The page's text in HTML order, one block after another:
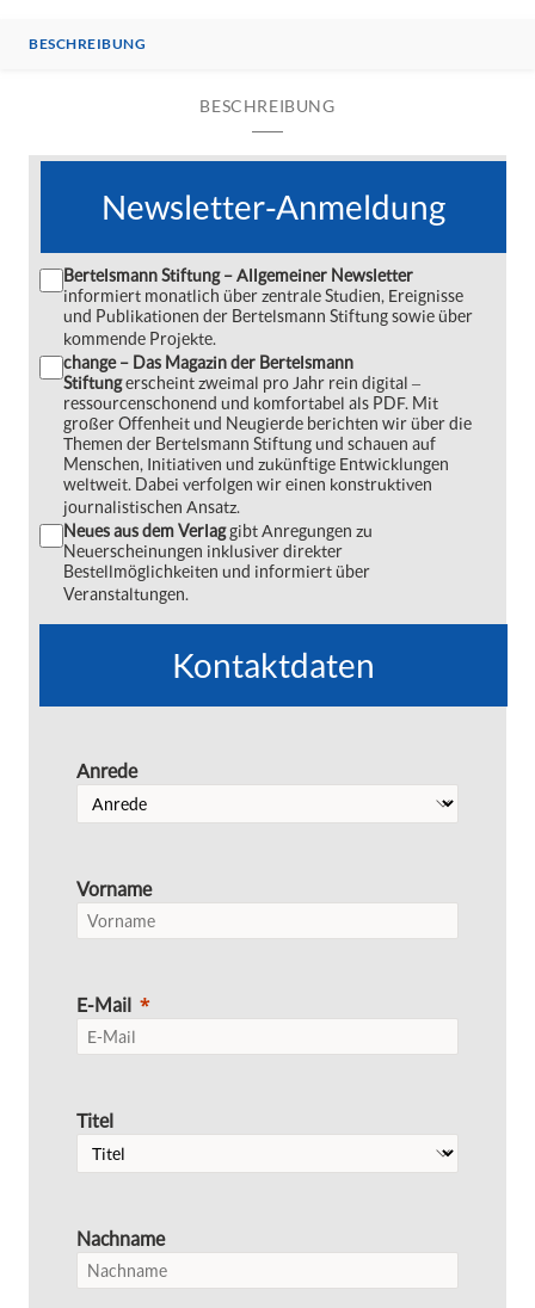
BESCHREIBUNG
BESCHREIBUNG
Newsletter-Anmeldung
Bertelsmann Stiftung – Allgemeiner Newsletter
informiert monatlich über zentrale Studien, Ereignisse
und Publikationen der Bertelsmann Stiftung sowie über
kommende Projekte.
change – Das Magazin der Bertelsmann
Stiftungerscheint zweimal pro Jahr rein digital ‒
ressourcenschonend und komfortabel als PDF. Mit
großer Offenheit und Neugierde berichten wir über die
Themen der Bertelsmann Stiftung und schauen auf
Menschen, Initiativen und zukünftige Entwicklungen
weltweit. Dabei verfolgen wir einen konstruktiven
journalistischen Ansatz.
Neues aus dem Verlaggibt Anregungen zu
Neuerscheinungen inklusiver direkter
Bestellmöglichkeiten und informiert über
Veranstaltungen.
Kontaktdaten
Anrede
Vorname
E-Mail
Titel
Nachname